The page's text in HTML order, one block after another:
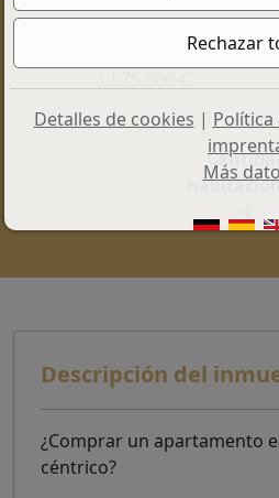
Descripción del
¿Comprar un apartamento
céntrico?
Detalles de cookies | Política
Más